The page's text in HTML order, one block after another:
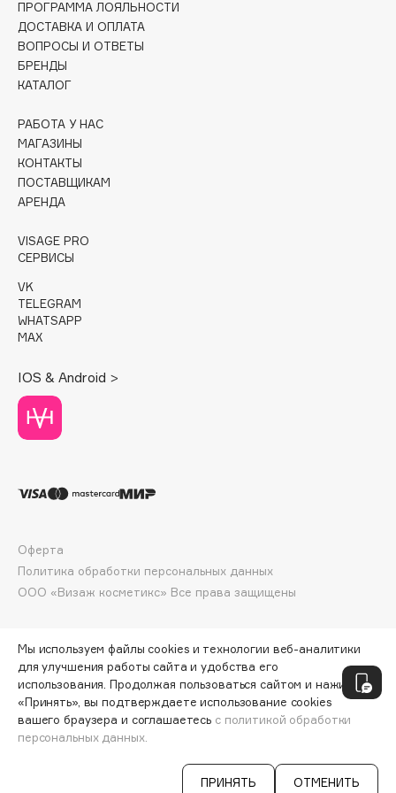
Collagenina
Consly
Corimo
CosRX
Cunzite
Curaprox
D
d'Alba
DABO
DARLING*
Davines
Deonica
Dessange
Divage
Dorco
Dr.Jart+
DSD de Luxe
Dyson
ДОБАВИТЬ В КОРЗИНУ
ПРОГРАММА ЛОЯЛЬНОСТИ
ДОСТАВКА И ОПЛАТА
ВОПРОСЫ И ОТВЕТЫ
БРЕНДЫ
КАТАЛОГ
РАБОТА У НАС
МАГАЗИНЫ
КОНТАКТЫ
ПОСТАВЩИКАМ
АРЕНДА
VISAGE PRO
СЕРВИСЫ
VK
TELEGRAM
WHATSAPP
MAX
IOS & Android >
ООО «Визаж косметикс» Все права защищены
Оферта
Политика обработки персональных данных
Мы используем файлы cookies и технологии веб-аналитики
для улучшения работы сайта и удобства его
использования. Продолжая пользоваться сайтом и нажимая
«Принять», вы подтверждаете использование cookies
вашего браузера и соглашаетесь с политикой обработки
персональных данных.
ПРИНЯТЬ ОТМЕНИТЬ